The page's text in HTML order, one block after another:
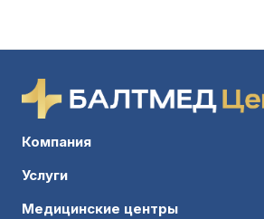
Компания
Услуги
Медицинские центры